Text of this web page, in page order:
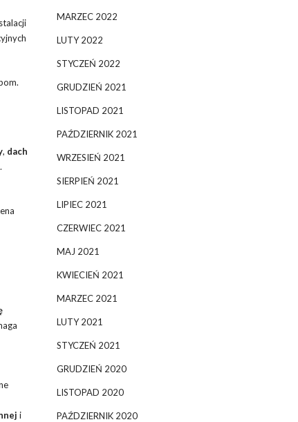
, dach
i
MARZEC 2022
LUTY 2022
STYCZEŃ 2022
GRUDZIEŃ 2021
LISTOPAD 2021
PAŹDZIERNIK 2021
WRZESIEŃ 2021
SIERPIEŃ 2021
LIPIEC 2021
CZERWIEC 2021
MAJ 2021
KWIECIEŃ 2021
MARZEC 2021
LUTY 2021
STYCZEŃ 2021
GRUDZIEŃ 2020
LISTOPAD 2020
PAŹDZIERNIK 2020